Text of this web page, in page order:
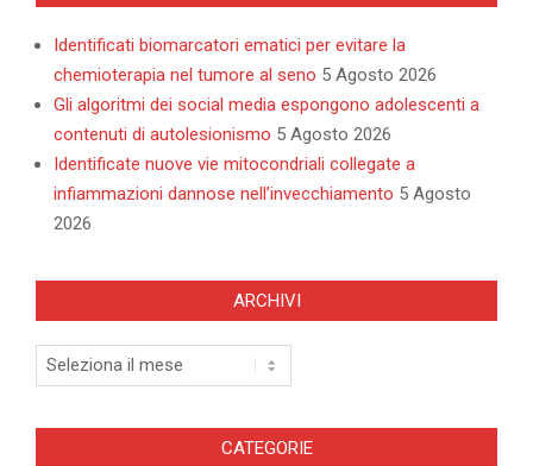
Identificati biomarcatori ematici per evitare la
chemioterapia nel tumore al seno 5 Agosto 2026
Gli algoritmi dei social media espongono adolescenti a
contenuti di autolesionismo 5 Agosto 2026
Identificate nuove vie mitocondriali collegate a
infiammazioni dannose nell’invecchiamento 5 Agosto
2026
ARCHIVI
Archivi
CATEGORIE